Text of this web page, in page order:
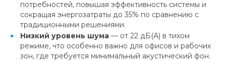
потребностей, повышая эффективность системы и
сокращая энергозатраты до 35% по сравнению с
традиционными решениями.
Низкий уровень шума — от 22 дБ(А) в тихом
режиме, что особенно важно для офисов и рабочих
зон, где требуется минимальный акустический фон.